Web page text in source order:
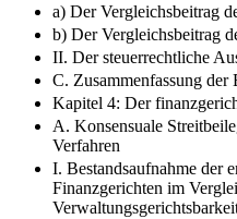
a) Der Vergleichsbeitrag
b) Der Vergleichsbeitrag
II. Der steuerrechtliche
C. Zusammenfassung der
Kapitel 4: Der
A. Konsensuale
Verfahren
I. Bestandsaufnahme der
Finanzgerichten im